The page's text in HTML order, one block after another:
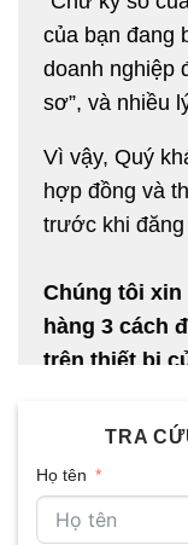
của bạn đang
doanh nghiệp
sơ”, và nhiều
Vì vậy, Quý
hợp đồng và
trước khi
Chúng tôi
hàng 3 cách
trên thiết bị
Liên hệ
Để lại
hạn , chúng
TRA
Họ tên